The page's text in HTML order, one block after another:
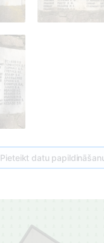
Pieteikt datu